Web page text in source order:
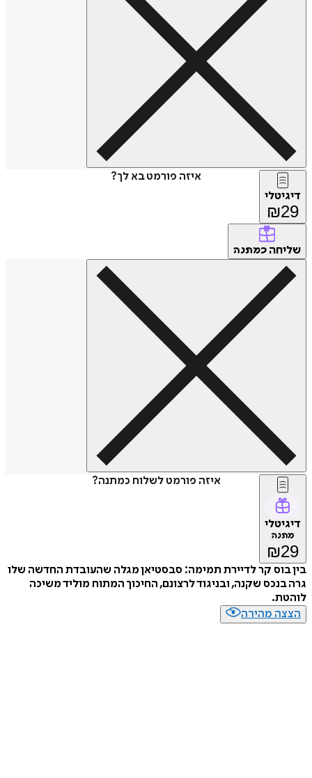
איזה פורמט בא לך?
דיגיטלי
₪29
שליחה כמתנה
איזה פורמט לשלוח כמתנה?
דיגיטלי
מתנה
₪29
בין בוס קר לדיירת תמימה: סבסטיאן מגלה שהעובדת החדשה שלו
גרה בנכס שקנה, ובניגוד לרצונם, החיכוך המתוח מוליד משיכה
לוהטת.
הצצה מהירה